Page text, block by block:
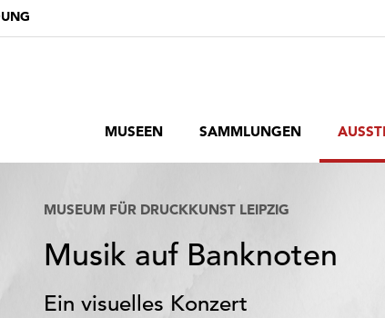
MUSEEN SAMMLUNGEN
MUSEUM FÜR DRUCKKUNST LEIPZIG
Musik auf Banknoten
Ein visuelles Konzert